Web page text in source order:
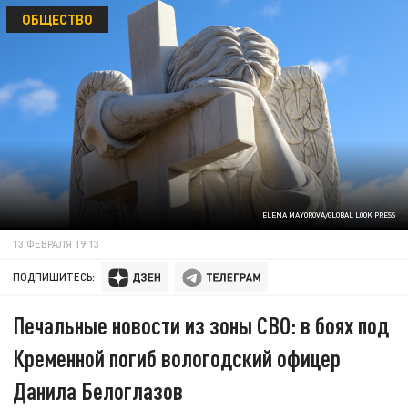
ELENA MAYOROVA/GLOBAL LOOK PRESS
ОБЩЕСТВО
13 ФЕВРАЛЯ 19:13
ПОДПИШИТЕСЬ:
Печальные новости из зоны СВО: в боях под
Кременной погиб вологодский офицер
Данила Белоглазов